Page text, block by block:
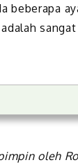
beberapa
oleh